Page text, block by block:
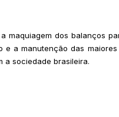
maquiagem dos balanços
a manutenção das
a sociedade brasileira.